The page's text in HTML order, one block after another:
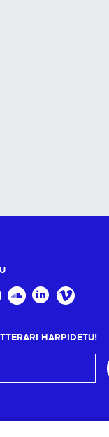
HARPIDETU!